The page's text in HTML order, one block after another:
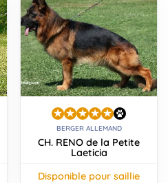
BERGER ALLEMAND
CH. RENO de la Petite
Laeticia
disponible pour saillie